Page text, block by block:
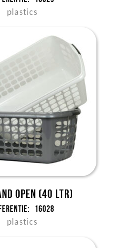
plastics
open (40 ltr)
16028
plastics